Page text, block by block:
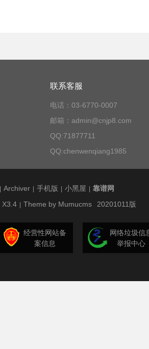
联系客服
电话：03-6770-0007
邮箱：admin@cnjp8.com
QQ:71877711
QQ:chenwenqiang1985
Archiver 手机版 小黑屋
靠谱网
X3.4 Theme by Mumucms 20201011版
经营性网站备
案信息
网络垃圾信
举报中心